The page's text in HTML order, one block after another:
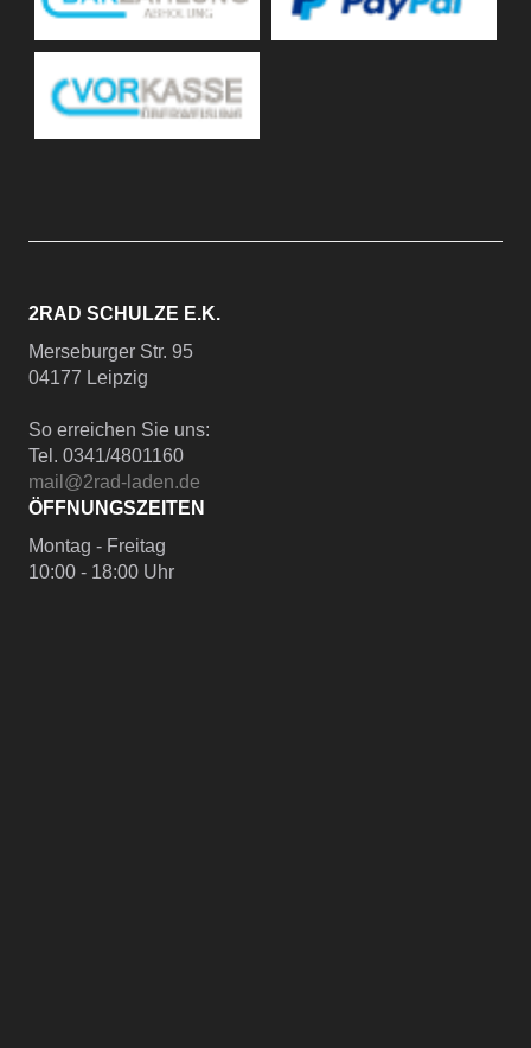
2RAD SCHULZE E.K.
Merseburger Str. 95
04177 Leipzig
So erreichen Sie uns:
Tel. 0341/4801160
mail@2rad-laden.de
ÖFFNUNGSZEITEN
Montag - Freitag
10:00 - 18:00 Uhr